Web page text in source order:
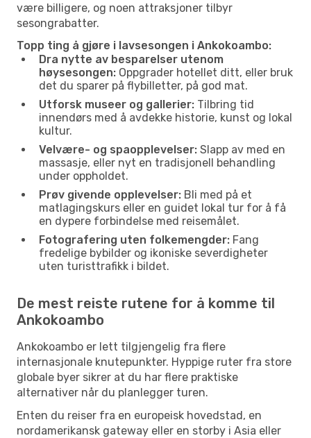
være billigere, og noen attraksjoner tilbyr
sesongrabatter.
Topp ting å gjøre i lavsesongen i Ankokoambo:
Dra nytte av besparelser utenom
høysesongen: Oppgrader hotellet ditt, eller bruk
det du sparer på flybilletter, på god mat.
Utforsk museer og gallerier: Tilbring tid
innendørs med å avdekke historie, kunst og lokal
kultur.
Velvære- og spaopplevelser: Slapp av med en
massasje, eller nyt en tradisjonell behandling
under oppholdet.
Prøv givende opplevelser: Bli med på et
matlagingskurs eller en guidet lokal tur for å få
en dypere forbindelse med reisemålet.
Fotografering uten folkemengder: Fang
fredelige bybilder og ikoniske severdigheter
uten turisttrafikk i bildet.
De mest reiste rutene for å komme til
Ankokoambo
Ankokoambo er lett tilgjengelig fra flere
internasjonale knutepunkter. Hyppige ruter fra store
globale byer sikrer at du har flere praktiske
alternativer når du planlegger turen.
Enten du reiser fra en europeisk hovedstad, en
nordamerikansk gateway eller en storby i Asia eller